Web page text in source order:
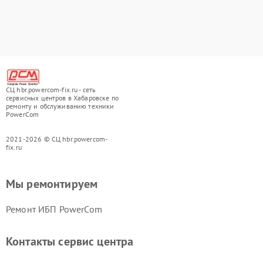
СЦ hbr.powercom-fix.ru - сеть
сервисных центров в Хабаровске по
ремонту и обслуживанию техники
PowerCom
2021-2026 © СЦ hbr.powercom-
fix.ru
Мы ремонтируем
Ремонт ИБП PowerCom
Контакты сервис центра